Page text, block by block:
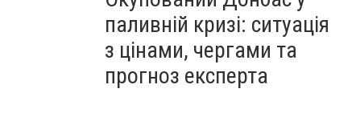
паливній кризі: ситуація
з цінами, чергами та
прогноз експерта